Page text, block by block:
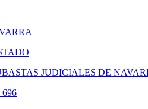
JUDICIALES DE